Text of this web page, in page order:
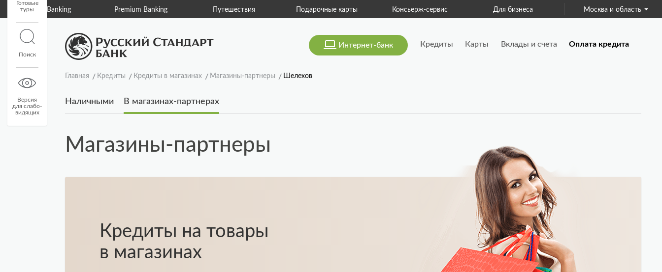
Private Banking Premium Banking Путешествия Подарочные карты Консьерж-сервис Для бизнеса Страхование
Москва и область
Готовые
туры
Поиск
Версия
для слабо-
видящих
Интернет-банк Кредиты Карты Вклады и счета Оплата кредита
Главная Кредиты Кредиты в магазинах Магазины-партнеры Шелехов
Наличными В магазинах-партнерах
Магазины-партнеры
Кредиты на товары
в магазинах